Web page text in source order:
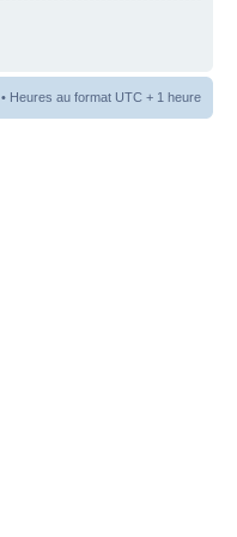
• Heures au format UTC + 1 heure